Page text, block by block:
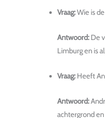
Vraag:Wie is
Antwoord: De
Limburg en is
Vraag: Heeft
Antwoord:
achtergrond